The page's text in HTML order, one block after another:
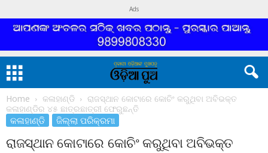
Ads
Home କଳାହାଣ୍ଡି
ରାଜସ୍ଥାନ କୋଟାରେ କୋଚିଂ କରୁଥିବା ଅବିଭକ୍ତ
କଳାହାଣ୍ଡିର ୪୫ ଛାତ୍ରଛାତ୍ରୀ ଫେରୁଛନ୍ତି
କଳାହାଣ୍ଡି ଜିଲ୍ଲା ପରିକ୍ରମା
ରାଜସ୍ଥାନ କୋଟାରେ କୋଚିଂ କରୁଥିବା ଅବିଭକ୍ତ